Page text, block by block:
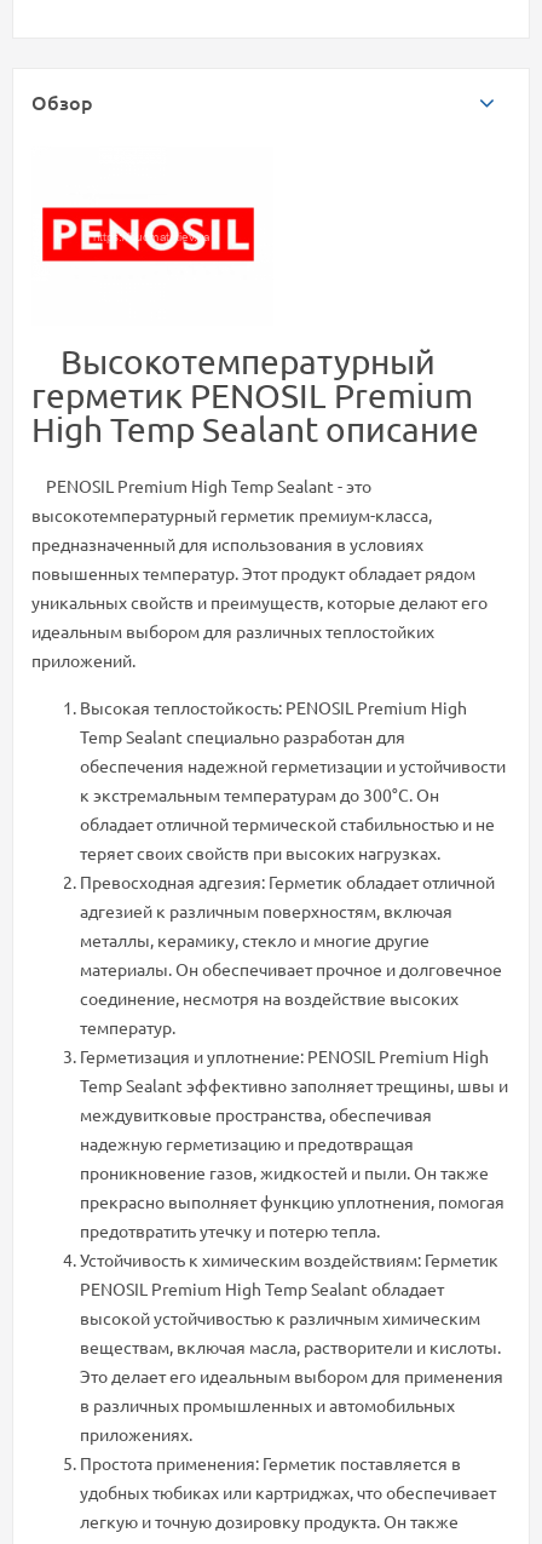
Обзор
Высокотемпературный
герметик PENOSIL Premium
High Temp Sealant описание
PENOSIL Premium High Temp Sealant - это
высокотемпературный герметик премиум-класса,
предназначенный для использования в условиях
повышенных температур. Этот продукт обладает рядом
уникальных свойств и преимуществ, которые делают его
идеальным выбором для различных теплостойких
приложений.
Высокая теплостойкость: PENOSIL Premium High
Temp Sealant специально разработан для
обеспечения надежной герметизации и устойчивости
к экстремальным температурам до 300°C. Он
обладает отличной термической стабильностью и не
теряет своих свойств при высоких нагрузках.
Превосходная адгезия: Герметик обладает отличной
адгезией к различным поверхностям, включая
металлы, керамику, стекло и многие другие
материалы. Он обеспечивает прочное и долговечное
соединение, несмотря на воздействие высоких
температур.
Герметизация и уплотнение: PENOSIL Premium High
Temp Sealant эффективно заполняет трещины, швы и
междувитковые пространства, обеспечивая
надежную герметизацию и предотвращая
проникновение газов, жидкостей и пыли. Он также
прекрасно выполняет функцию уплотнения, помогая
предотвратить утечку и потерю тепла.
Устойчивость к химическим воздействиям: Герметик
PENOSIL Premium High Temp Sealant обладает
высокой устойчивостью к различным химическим
веществам, включая масла, растворители и кислоты.
Это делает его идеальным выбором для применения
в различных промышленных и автомобильных
приложениях.
Простота применения: Герметик поставляется в
удобных тюбиках или картриджах, что обеспечивает
легкую и точную дозировку продукта. Он также